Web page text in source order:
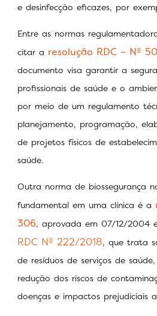
e desinfecção eficazes, por
Entre as normas
citar a resolução RDC – Nº 50
documento visa garantir a
profissionais de saúde e o
por meio de um regulamento
planejamento, programação,
de projetos físicos de
saúde.
Outra norma de biossegurança
fundamental em uma clínica é a
306, aprovada em 07/12/2004
RDC Nº 222/2018, que trata
de resíduos de serviços de
redução dos riscos de
doenças e impactos prejudiciais